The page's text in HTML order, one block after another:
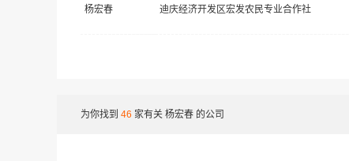
杨宏春 迪庆经济开发区宏发农民专业合作社
为你找到 46 家有关 杨宏春 的公司